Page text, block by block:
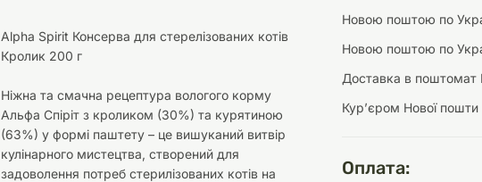
Туалети та аскесуари
Ґрунти
Новою поштою по
Новою поштою по
Доставка в поштомат
Курʼєром Нової пошти
Оплата:
Alpha Spirit Консерва для стерелізованих котів
Кролик 200 г
Ніжна та смачна рецептура вологого корму
Альфа Спіріт з кроликом (30%) та курятиною
(63%) у формі паштету – це вишуканий витвір
кулінарного мистецтва, створений для
задоволення потреб стерилізованих котів на